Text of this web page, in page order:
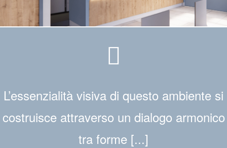
L’essenzialità visiva di questo ambiente si
costruisce attraverso un dialogo armonico
tra forme [...]